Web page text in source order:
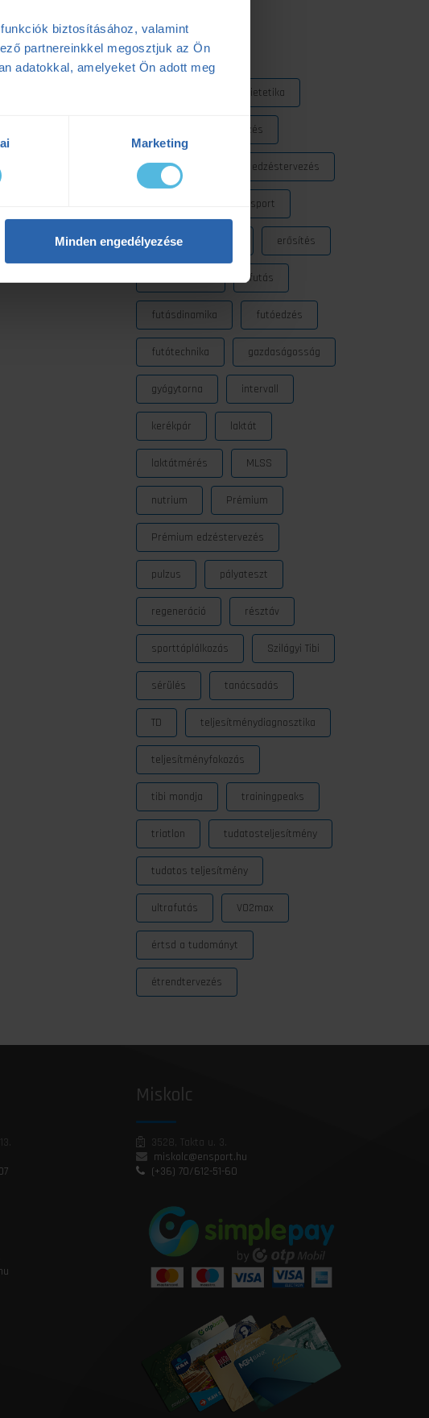
biztosításához, valamint
partnereinkkel megosztjuk az Ön
adatokkal, amelyeket Ön adott meg
Marketing
Minden engedélyezése
Címkék
dietetika
edzés
edzéselmélet edzéstervezés
ensport
ENSPORT Prémium erősítés
futás
futásdinamika futóedzés
futótechnika gazdaságosság
gyógytorna intervall
kerékpár laktát
laktátmérés MLSS
nutrium Prémium
Prémium edzéstervezés
pulzus pályateszt
regeneráció résztáv
sporttáplálkozás Szilágyi Tibi
sérülés tanácsadás
TD teljesítménydiagnosztika
teljesítményfokozás
tibi mondja trainingpeaks
triatlon tudatosteljesítmény
tudatos teljesítmény
ultrafutás VO2max
értsd a tudományt
étrendtervezés
Miskolc
3528, Takta u. 3.
miskolc@ensport.hu
(+36) 70/612-51-60